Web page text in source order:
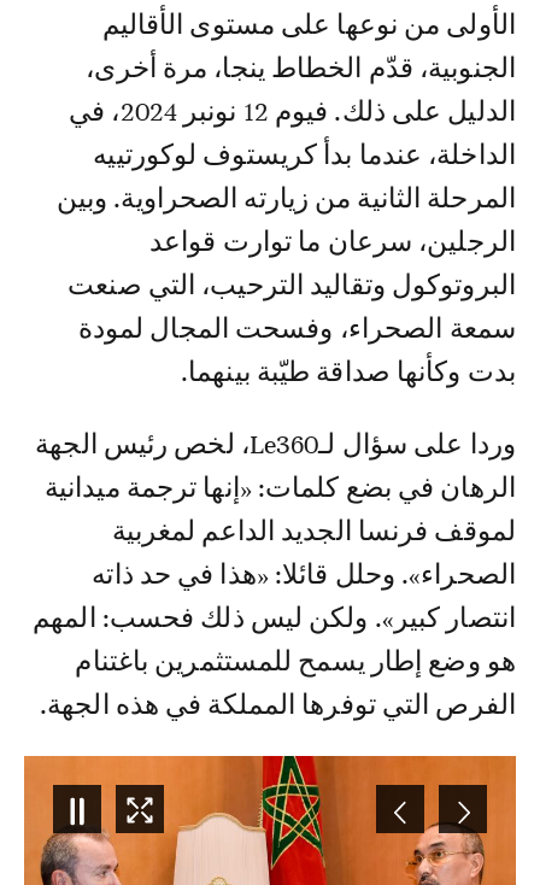
الأولى من نوعها على مستوى الأقاليم
الجنوبية، قدّم الخطاط ينجا، مرة أخرى،
الدليل على ذلك. فيوم 12 نونبر 2024، في
الداخلة، عندما بدأ كريستوف لوكورتييه
المرحلة الثانية من زيارته الصحراوية. وبين
الرجلين، سرعان ما توارت قواعد
البروتوكول وتقاليد الترحيب، التي صنعت
سمعة الصحراء، وفسحت المجال لمودة
بدت وكأنها صداقة طيّبة بينهما.
وردا على سؤال لـLe360، لخص رئيس الجهة
الرهان في بضع كلمات: «إنها ترجمة ميدانية
لموقف فرنسا الجديد الداعم لمغربية
الصحراء». وحلل قائلا: «هذا في حد ذاته
انتصار كبير». ولكن ليس ذلك فحسب: المهم
هو وضع إطار يسمح للمستثمرين باغتنام
الفرص التي توفرها المملكة في هذه الجهة.